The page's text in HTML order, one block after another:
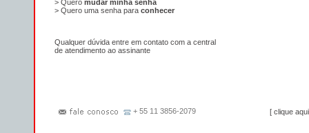
> Quero mudar minha senha
> Quero uma senha para conhecer
Qualquer dúvida entre em contato com a central
de atendimento ao assinante
+ 55 11 3856-2079 [ clique